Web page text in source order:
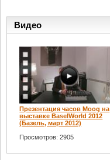
Видео
Презентация часов Moog на
выставке BaselWorld 2012
(Базель, март 2012)
Просмотров: 2905